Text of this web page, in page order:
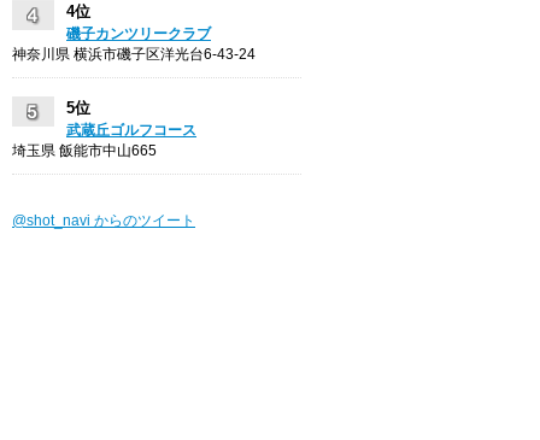
4位
磯子カンツリークラブ
神奈川県 横浜市磯子区洋光台6-43-24
5位
武蔵丘ゴルフコース
埼玉県 飯能市中山665
@shot_navi からのツイート